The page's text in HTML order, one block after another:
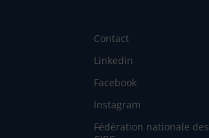
Contact
Linkedin
Facebook
Instagram
Fédération nationale des